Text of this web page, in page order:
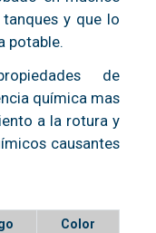
y que lo
potable.
de
química mas
a la rotura y
causantes
Color